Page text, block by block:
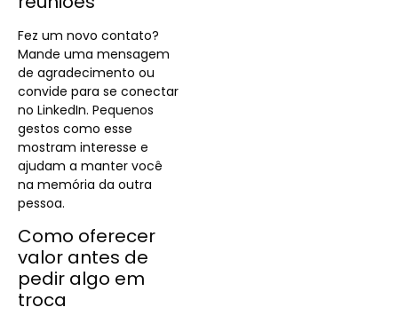
Fez um novo contato?
Mande uma mensagem
de agradecimento ou
convide para se conectar
no LinkedIn. Pequenos
gestos como esse
mostram interesse e
ajudam a manter você
na memória da outra
pessoa.
Como oferecer
valor antes de
pedir algo em
troca